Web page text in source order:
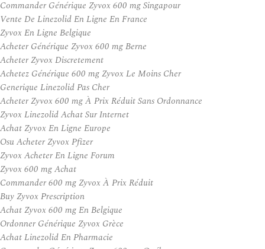
Commander Générique Zyvox 600 mg Singapour
Vente De Linezolid En Ligne En France
Zyvox En Ligne Belgique
Acheter Générique Zyvox 600 mg Berne
Acheter Zyvox Discretement
Achetez Générique 600 mg Zyvox Le Moins Cher
Generique Linezolid Pas Cher
Acheter Zyvox 600 mg À Prix Réduit Sans Ordonnance
Zyvox Linezolid Achat Sur Internet
Achat Zyvox En Ligne Europe
Osu Acheter Zyvox Pfizer
Zyvox Acheter En Ligne Forum
Zyvox 600 mg Achat
Commander 600 mg Zyvox À Prix Réduit
Buy Zyvox Prescription
Achat Zyvox 600 mg En Belgique
Ordonner Générique Zyvox Grèce
Achat Linezolid En Pharmacie